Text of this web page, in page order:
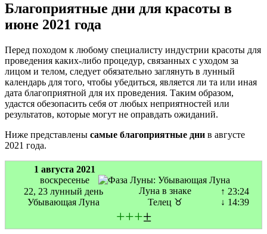
Благоприятные дни для красоты в
июне 2021 года
Перед походом к любому специалисту индустрии красоты для
проведения каких-либо процедур, связанных с уходом за
лицом и телом, следует обязательно заглянуть в лунный
календарь для того, чтобы убедиться, является ли та или иная
дата благоприятной для их проведения. Таким образом,
удастся обезопасить себя от любых неприятностей или
результатов, которые могут не оправдать ожиданий.
Ниже представлены самые благоприятные дни в августе
2021 года.
1 августа 2021
воскресенье
22, 23 лунный день
Убывающая Луна
Луна в знаке
Телец ♉
↑ 23:24
↓ 14:39
+++±